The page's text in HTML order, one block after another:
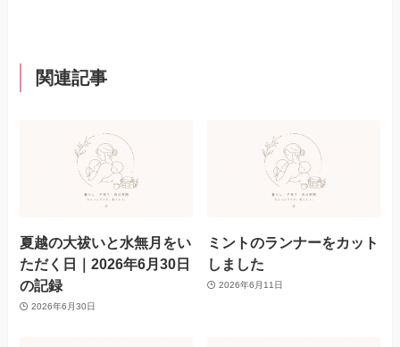
関連記事
夏越の大祓いと水無月をい
ただく日｜2026年6月30日
の記録
2026年6月30日
ミントのランナーをカット
しました
2026年6月11日